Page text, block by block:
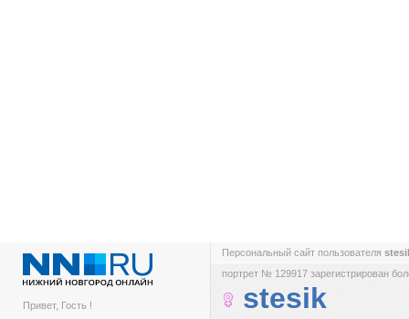
Привет, Гость !
Персональный сайт пользователя
портрет № 129917 зарегистрирован
stesik